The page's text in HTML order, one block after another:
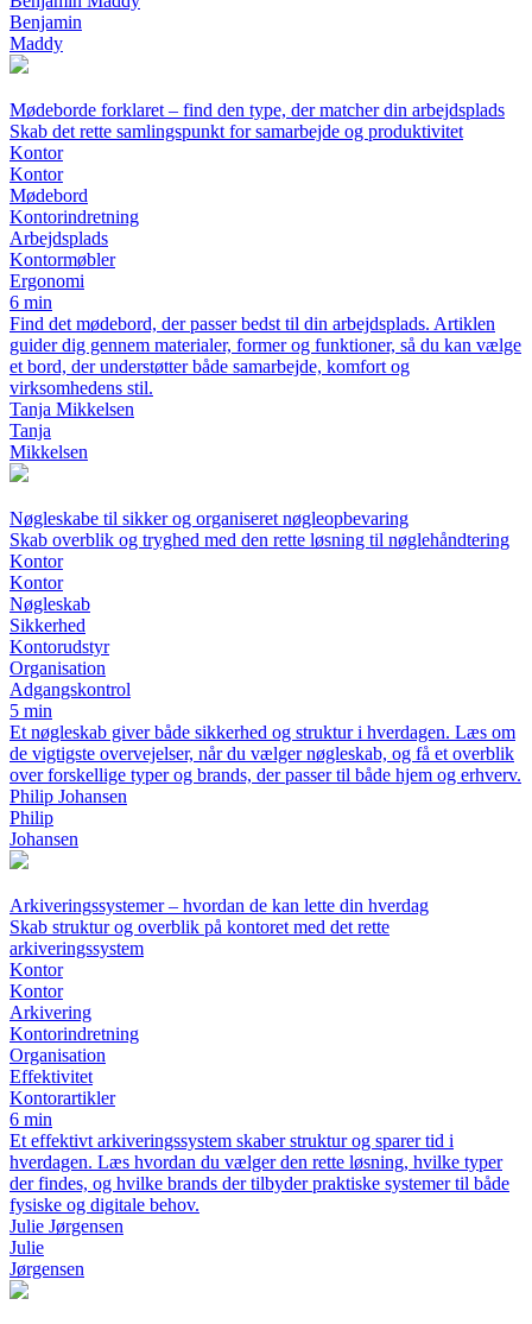
Benjamin
Maddy
Mødeborde forklaret – find den type, der matcher din arbejdsplads
Skab det rette samlingspunkt for samarbejde og produktivitet
Kontor
Kontor
Mødebord
Kontorindretning
Arbejdsplads
Kontormøbler
Ergonomi
6 min
Find det mødebord, der passer bedst til din arbejdsplads. Artiklen
guider dig gennem materialer, former og funktioner, så du kan vælge
et bord, der understøtter både samarbejde, komfort og
virksomhedens stil.
Tanja Mikkelsen
Tanja
Mikkelsen
Nøgleskabe til sikker og organiseret nøgleopbevaring
Skab overblik og tryghed med den rette løsning til nøglehåndtering
Kontor
Kontor
Nøgleskab
Sikkerhed
Kontorudstyr
Organisation
Adgangskontrol
5 min
Et nøgleskab giver både sikkerhed og struktur i hverdagen. Læs om
de vigtigste overvejelser, når du vælger nøgleskab, og få et overblik
over forskellige typer og brands, der passer til både hjem og erhverv.
Philip Johansen
Philip
Johansen
Arkiveringssystemer – hvordan de kan lette din hverdag
Skab struktur og overblik på kontoret med det rette
arkiveringssystem
Kontor
Kontor
Arkivering
Kontorindretning
Organisation
Effektivitet
Kontorartikler
6 min
Et effektivt arkiveringssystem skaber struktur og sparer tid i
hverdagen. Læs hvordan du vælger den rette løsning, hvilke typer
der findes, og hvilke brands der tilbyder praktiske systemer til både
fysiske og digitale behov.
Julie Jørgensen
Julie
Jørgensen